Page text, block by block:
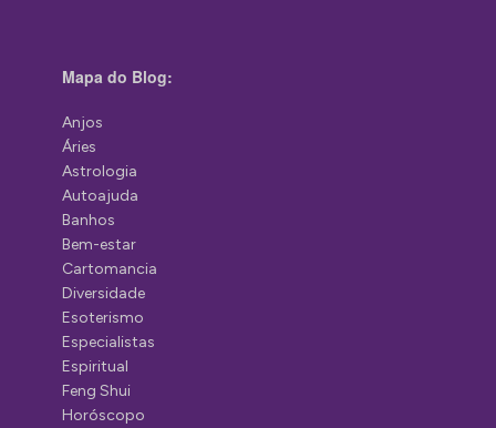
Mapa do Blog:
Anjos
Áries
Astrologia
Autoajuda
Banhos
Bem-estar
Cartomancia
Diversidade
Esoterismo
Especialistas
Espiritual
Feng Shui
Horóscopo